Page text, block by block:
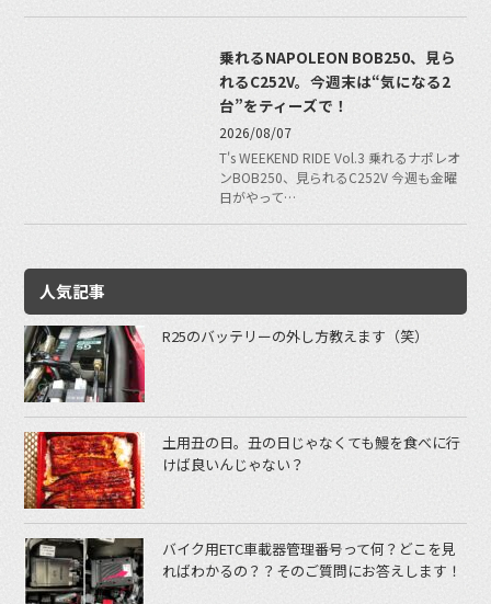
乗れるNAPOLEON BOB250、見ら
れるC252V。今週末は“気になる2
台”をティーズで！
2026/08/07
T's WEEKEND RIDE Vol.3 乗れるナポレオ
ンBOB250、見られるC252V 今週も金曜
日がやって…
人気記事
R25のバッテリーの外し方教えます（笑）
土用丑の日。丑の日じゃなくても鰻を食べに行
けば良いんじゃない？
バイク用ETC車載器管理番号って何？どこを見
ればわかるの？？そのご質問にお答えします！